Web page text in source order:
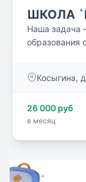
ШКОЛА
Наша задача
образования
радости.
Косыгина,
26 000 руб
в месяц